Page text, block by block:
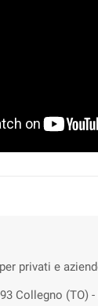
privati e
Collegno (TO) -